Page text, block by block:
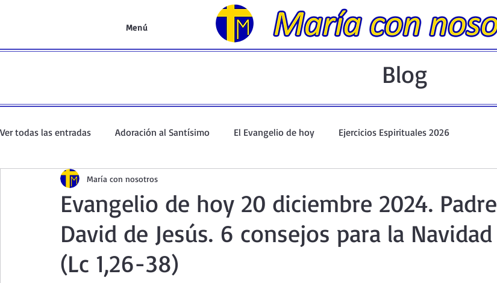
Menú
Blog
Ver todas las entradas Adoración al Santísimo El Evangelio de hoy Ejercicios Espirituales 2026
Oración de la mañana El Evangelio en un minuto
Curso de oración Curso del Catecismo Santo Rosario y Coronilla Oraciones Eucarísticas
Curso de vida espiritual Santa Teresita - Acto de Ofrenda
Evangelio de hoy 20 diciembre 2024. Padre
David de Jesús. 6 consejos para la Navidad
(Lc 1,26-38)
María con nosotros